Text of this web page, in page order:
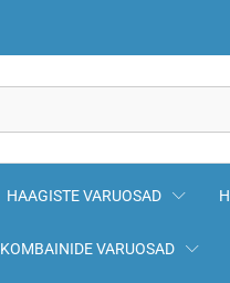
HAAGISTE VARUOSAD
KOMBAINIDE VARUOSAD